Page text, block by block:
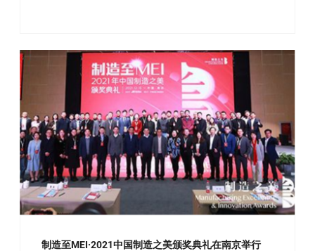
制造至MEI·2021中国制造之美颁奖典礼在南京举行